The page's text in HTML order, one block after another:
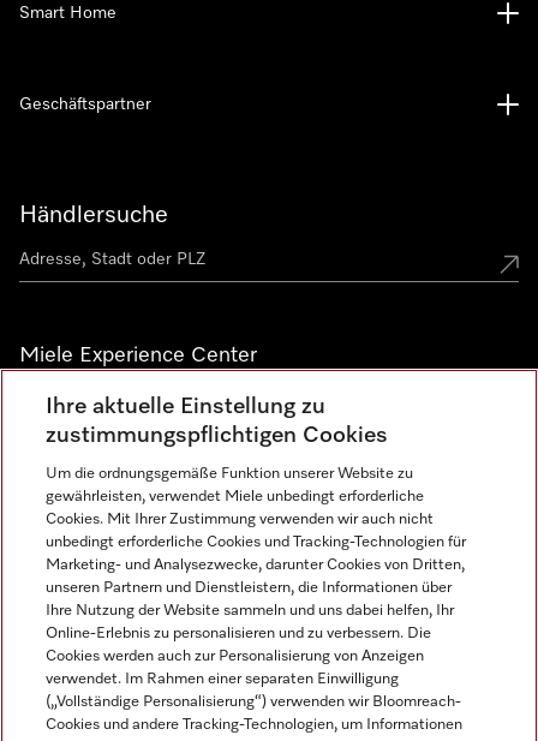
Händlersuche
Miele Experience Center
Alle Miele Experience Center anzeigen
Newsletter
Smart Home
Geschäftspartner
Miele auf Instagram
Miele auf Facebook
Miele auf Youtube
Ihre aktuelle Einstellung zu
zustimmungspflichtigen Cookies
Um die ordnungsgemäße Funktion unserer Website zu
gewährleisten, verwendet Miele unbedingt erforderliche
Cookies. Mit Ihrer Zustimmung verwenden wir auch nicht
unbedingt erforderliche Cookies und Tracking-Technologien für
Marketing- und Analysezwecke, darunter Cookies von Dritten,
unseren Partnern und Dienstleistern, die Informationen über
Ihre Nutzung der Website sammeln und uns dabei helfen, Ihr
Online-Erlebnis zu personalisieren und zu verbessern. Die
Cookies werden auch zur Personalisierung von Anzeigen
verwendet. Im Rahmen einer separaten Einwilligung
(„Vollständige Personalisierung“) verwenden wir Bloomreach-
Cookies und andere Tracking-Technologien, um Informationen